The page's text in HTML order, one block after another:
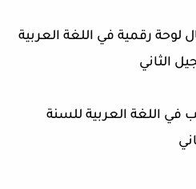
رقمية في اللغة العربية
الثاني
اللغة العربية للسنة